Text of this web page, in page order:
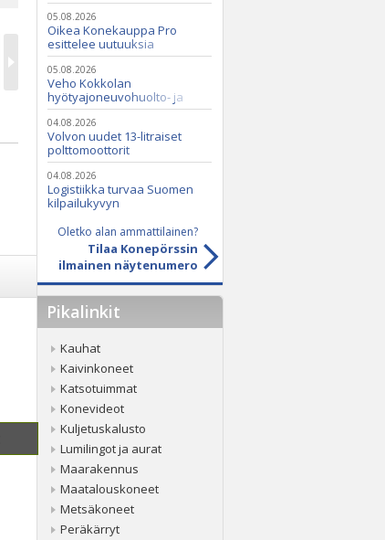
05.08.2026
Oikea Konekauppa Pro
esittelee uutuuksia
ammattikäyttöön
05.08.2026
Veho Kokkolan
hyötyajoneuvohuolto- ja
varaosatoiminnot Q2 Service
Oy:lle lokakuussa
04.08.2026
Volvon uudet 13-litraiset
polttomoottorit
04.08.2026
Logistiikka turvaa Suomen
kilpailukyvyn
Oletko alan ammattilainen?
Tilaa Konepörssin
ilmainen näytenumero
Pikalinkit
Kauhat
Kaivinkoneet
Katsotuimmat
Konevideot
Kuljetuskalusto
Lumilingot ja aurat
Maarakennus
Maatalouskoneet
Metsäkoneet
Peräkärryt